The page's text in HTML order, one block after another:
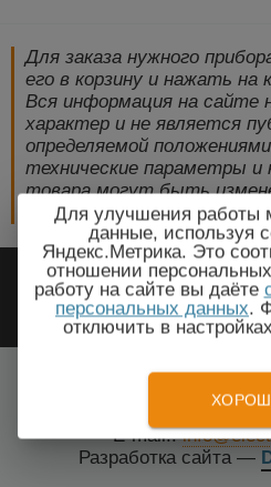
Для заказа нужного
его в корзину и нажать
Вся информация на сайте
характер и не является
определяемой
технические параметры и
товара могут быть
без предварительного
2009-2026 ©
Улан-Удэ, Республика
Тел.: +7(499)
E-mail.:
Разработка сайта —
Для улучшения работы
данные, используя
Яндекс.Метрика. Это
отношении
работу на сайте вы даёте
персональных данных.
отключить в